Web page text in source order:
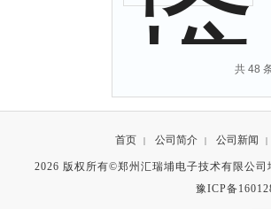
共 48
首页 | 公司简介 | 公司新闻 |
2026 版权所有©郑州汇瑞埔电子技术有限公
豫ICP备